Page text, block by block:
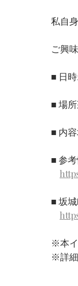
私自
ご興
■ 日
■ 場
■ 内
■ 参
■ 坂
※本イ
※詳